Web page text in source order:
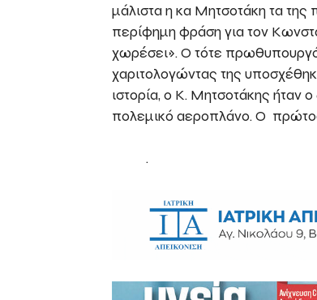
μάλιστα η κα Μητσοτάκη τα της
περίφημη φράση για τον
χωρέσει». Ο τότε
χαριτολογώντας της
ιστορία, ο Κ. Μητσοτάκης
πολεμικό αεροπλάνο. Ο
.